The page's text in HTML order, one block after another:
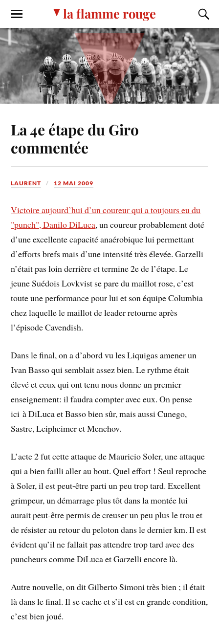
la flamme rouge
La 4e étape du Giro
commentée
LAURENT 12 MAI 2009
Victoire aujourd’hui d’un coureur qui a toujours eu du
"punch", Danilo DiLuca, un coureur probablement doté
d’une excellente capacité anaérobique lui permettant
d’efforts brefs mais d’une intensité très élevée. Garzelli
n’était pas loin derrière et termine 2e de l’étape. Le
jeune Suédois Lovkvist se pare du maillot rose, c’est
toute une performance pour lui et son équipe Columbia
chez laquelle le maillot de leader retourne après
l’épisode Cavendish.
Dans le final, on a d’abord vu les Liquigas amener un
Ivan Basso qui semblait assez bien. Le rythme était
élevé et ceux qui ont tenu nous donne un premier
enseignement: il faudra compter avec eux. On pense
ici à DiLuca et Basso bien sûr, mais aussi Cunego,
Sastre, Leipheimer et Menchov.
L’acte 2 fut cette attaque de Mauricio Soler, une attaque
qui a bien failli aller au bout. Quel effort ! Seul reproche
à Soler, il est peut-être parti un peu trop tard. Excellent
grimpeur, un démarrage plus tôt dans la montée lui
aurait peut-être permis de creuser un peu plus le trou et
de résister au retour du peloton dans le dernier km. Il est
évident qu’il ne fallait pas attendre trop tard avec des
puncheurs comme DiLuca et Garzelli encore là.
Autre nouvelle, on dit Gilberto Simoni très bien ; il était
là dans le final. Il se cache et s’il est en grande condition,
c’est bien joué.